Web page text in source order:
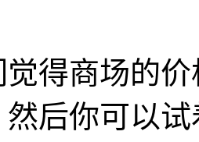
得商场的
然后你可以